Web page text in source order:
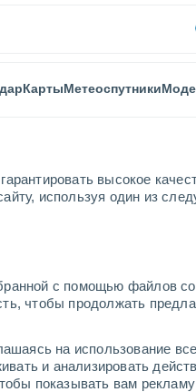
высокое
используя один из
с помощью файлов
чтобы продолжать
на использование
и анализировать
показывать вам
КартыМетеоспутники
Погода в Holiday
завтра
8 Авг.